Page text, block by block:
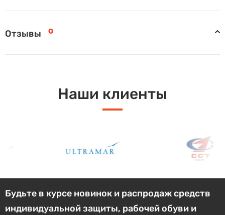
Отзывы 0
Наши клиенты
Будьте в курсе новинок и распродаж средств
индивидуальной защиты, рабочей обуви и